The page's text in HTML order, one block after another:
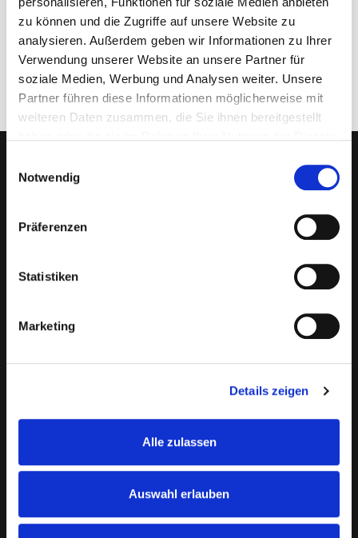
zu können und die Zugriffe auf unsere Website zu
analysieren. Außerdem geben wir Informationen zu Ihrer
Verwendung unserer Website an unsere Partner für
soziale Medien, Werbung und Analysen weiter. Unsere
Partner führen diese Informationen möglicherweise mit
weiteren Daten zusammen, die Sie ihnen bereitgestellt
Notwendig
Präferenzen
Statistiken
Marketing
Details zeigen
Alle zulassen
Auswahl erlauben
Folge uns
NEO CAPITAL
Direktinvestment
Moderne Altersvorsorge
Presse & News
Impressum
Erstinformation
RATGEBER